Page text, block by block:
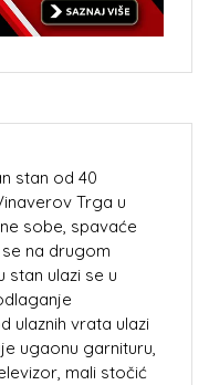
stan od 40
Trga u
sobe, spavaće
na drugom
stan ulazi se u
ulaznih vrata ulazi
ugaonu garnituru,
mali stočić